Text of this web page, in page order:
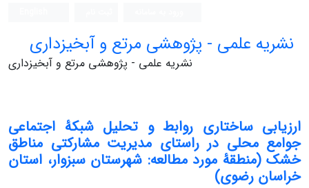
نشریه علمی - پژوهشی مرتع و آبخیزداری
نشریه علمی - پژوهشی مرتع و آبخیزداری
ارزیابی ساختاری روابط و تحلیل شبکۀ اجتماعی
جوامع محلی در راستای مدیریت مشارکتی مناطق
خشک (منطقۀ مورد مطالعه: شهرستان سبزوار، استان
خراسان رضوی)